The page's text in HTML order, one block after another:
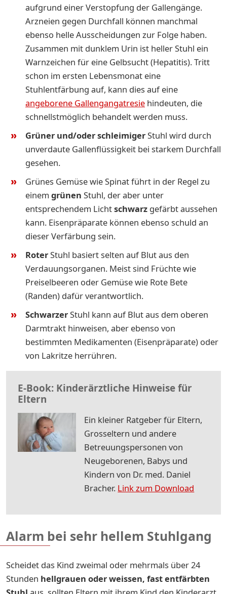
aufgrund einer Verstopfung der Gallengänge.
Arzneien gegen Durchfall können manchmal
ebenso helle Ausscheidungen zur Folge haben.
Zusammen mit dunklem Urin ist heller Stuhl ein
Warnzeichen für eine Gelbsucht (Hepatitis). Tritt
schon im ersten Lebensmonat eine
Stuhlentfärbung auf, kann dies auf eine
angeborene Gallengangatresie hindeuten, die
schnellstmöglich behandelt werden muss.
Grüner und/oder schleimigerStuhl wird durch
unverdaute Gallenflüssigkeit bei starkem Durchfall
gesehen.
Grünes Gemüse wie Spinat führt in der Regel zu
einem grünen Stuhl, der aber unter
entsprechendem Lichtschwarz gefärbt aussehen
kann. Eisenpräparate können ebenso schuld an
dieser Verfärbung sein.
RoterStuhl basiert selten auf Blut aus den
Verdauungsorganen. Meist sind Früchte wie
Preiselbeeren oder Gemüse wie Rote Bete
(Randen) dafür verantwortlich.
SchwarzerStuhl kann auf Blut aus dem oberen
Darmtrakt hinweisen, aber ebenso von
bestimmten Medikamenten (Eisenpräparate) oder
von Lakritze herrühren.
E-Book: Kinderärztliche Hinweise für
Eltern
Ein kleiner Ratgeber für Eltern,
Grosseltern und andere
Betreuungspersonen von
Neugeborenen, Babys und
Kindern von Dr. med. Daniel
Bracher. Link zum Download
Alarm bei sehr hellem Stuhlgang
Scheidet das Kind zweimal oder mehrmals über 24
Stunden hellgrauen oder weissen, fast entfärbten